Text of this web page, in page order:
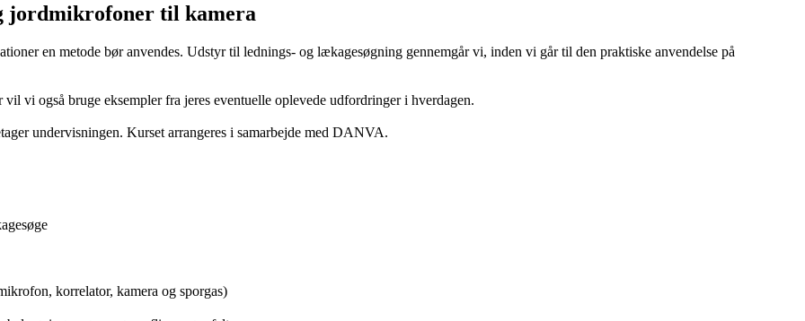
jordmikrofoner til kamera
en metode bør anvendes. Udstyr til lednings- og lækagesøgning gennemgår vi, inden vi går til den praktiske anvendelse på
vi også bruge eksempler fra jeres eventuelle oplevede udfordringer i hverdagen.
undervisningen. Kurset arrangeres i samarbejde med DANVA.
korrelator, kamera og sporgas)